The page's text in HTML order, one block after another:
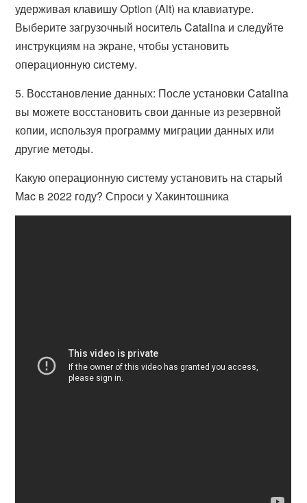
удерживая клавишу Option (Alt) на клавиатуре.
Выберите загрузочный носитель Catalina и следуйте
инструкциям на экране, чтобы установить
операционную систему.
5. Восстановление данных: После установки Catalina
вы можете восстановить свои данные из резервной
копии, используя программу миграции данных или
другие методы.
Какую операционную систему установить на старый
Mac в 2022 году? Спроси у Хакинтошника